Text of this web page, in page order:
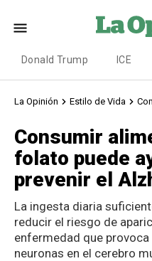
Donald Trump ICE
La Opinión Estilo de Vida
Consumir
folato puede
prevenir el
La ingesta diaria
reducir el riesgo de
enfermedad que
neuronas en el cerebro